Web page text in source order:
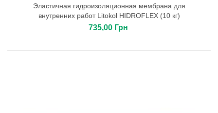
Эластичная гидроизоляционная мембрана для
внутренних работ Litokol HIDROFLEX (10 кг)
735,00 Грн